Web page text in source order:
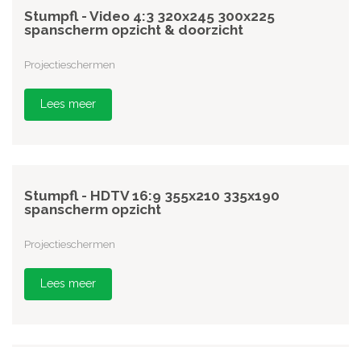
Stumpfl - Video 4:3 320x245 300x225
spanscherm opzicht & doorzicht
Projectieschermen
Lees meer
Stumpfl - HDTV 16:9 355x210 335x190
spanscherm opzicht
Projectieschermen
Lees meer